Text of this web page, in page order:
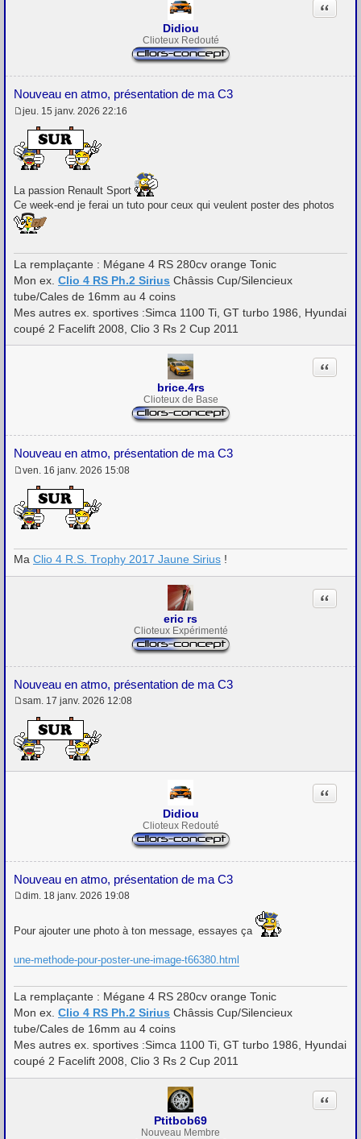
Didiou
Clioteux Redouté
Nouveau en atmo, présentation de ma C3
Citation
M
e
s
s
a
e
jeu. 15 janv. 2026 22:16
La passion Renault Sport
Ce week-end je ferai un tuto pour ceux qui veulent poster des photos
La remplaçante : Mégane 4 RS 280cv orange Tonic
Mon ex. Clio 4 RS Ph.2 Sirius Châssis Cup/Silencieux
tube/Cales de 16mm au 4 coins
Mes autres ex. sportives :Simca 1100 Ti, GT turbo 1986, Hyundai
coupé 2 Facelift 2008, Clio 3 Rs 2 Cup 2011
brice.4rs
Clioteux de Base
Nouveau en atmo, présentation de ma C3
Citation
e
s
s
a
e
ven. 16 janv. 2026 15:08
Ma Clio 4 R.S. Trophy 2017 Jaune Sirius !
eric rs
Clioteux Expérimenté
Nouveau en atmo, présentation de ma C3
Citation
e
s
s
a
sam. 17 janv. 2026 12:08
Didiou
Clioteux Redouté
Nouveau en atmo, présentation de ma C3
Citation
s
g
dim. 18 janv. 2026 19:08
Pour ajouter une photo à ton message, essayes ça
une-methode-pour-poster-une-image-t66380.html
La remplaçante : Mégane 4 RS 280cv orange Tonic
Mon ex. Clio 4 RS Ph.2 Sirius Châssis Cup/Silencieux
tube/Cales de 16mm au 4 coins
Mes autres ex. sportives :Simca 1100 Ti, GT turbo 1986, Hyundai
coupé 2 Facelift 2008, Clio 3 Rs 2 Cup 2011
Ptitbob69
Nouveau Membre
Citation